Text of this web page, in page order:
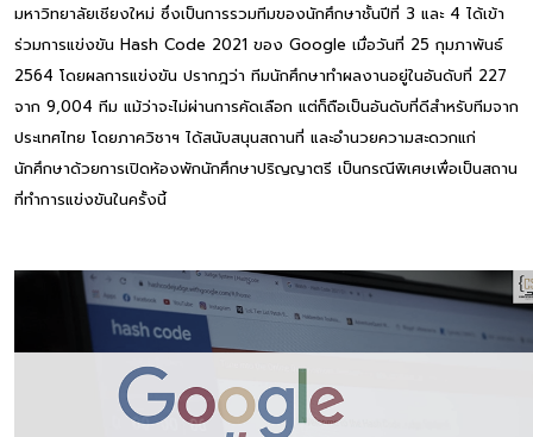
มหาวิทยาลัยเชียงใหม่ ซึ่งเป็นการรวมทีมของนักศึกษาชั้นปีที่ 3 และ 4 ได้เข้า
ร่วมการแข่งขัน Hash Code 2021 ของ Google เมื่อวันที่ 25 กุมภาพันธ์
2564 โดยผลการแข่งขัน ปรากฎว่า ทีมนักศึกษาทำผลงานอยู่ในอันดับที่ 227
จาก 9,004 ทีม แม้ว่าจะไม่ผ่านการคัดเลือก แต่ก็ถือเป็นอันดับที่ดีสำหรับทีมจาก
ประเทศไทย โดยภาควิชาฯ ได้สนับสนุนสถานที่ และอำนวยความสะดวกแก่
นักศึกษาด้วยการเปิดห้องพักนักศึกษาปริญญาตรี เป็นกรณีพิเศษเพื่อเป็นสถาน
ที่ทำการแข่งขันในครั้งนี้